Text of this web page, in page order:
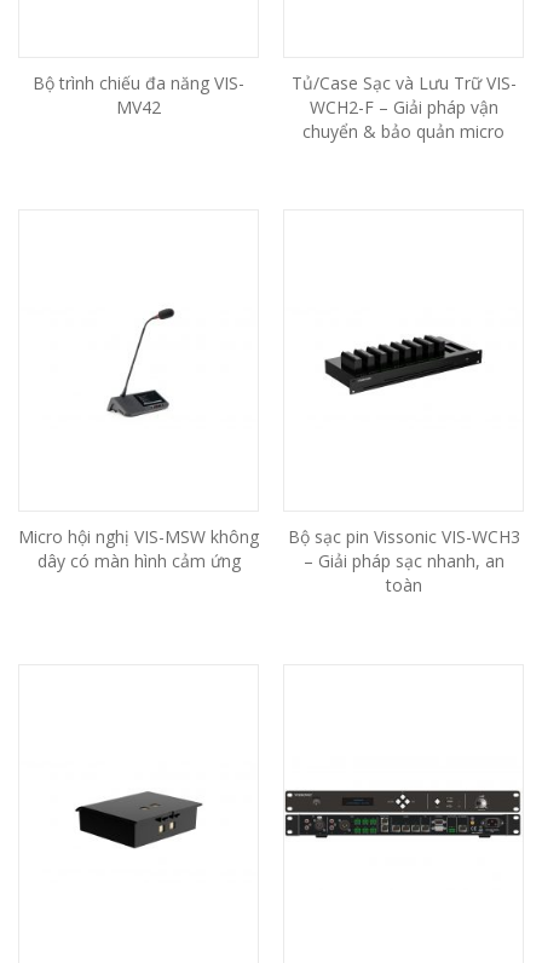
Bộ trình chiếu đa năng VIS-
MV42
Tủ/Case Sạc và Lưu Trữ VIS-
WCH2-F – Giải pháp vận
chuyển & bảo quản micro
Micro hội nghị VIS-MSW không
dây có màn hình cảm ứng
Bộ sạc pin Vissonic VIS-WCH3
– Giải pháp sạc nhanh, an
toàn